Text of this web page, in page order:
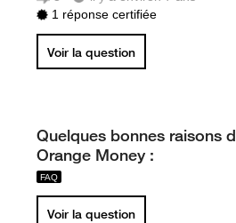
1 réponse certifiée
Voir la question
Quelques bonnes raisons
Orange Money :
Voir la question